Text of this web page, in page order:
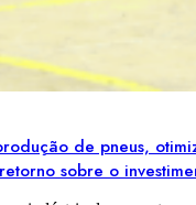
de pneus,
sobre o